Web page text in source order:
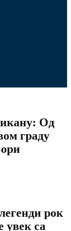
Од
граду
рок
увек са